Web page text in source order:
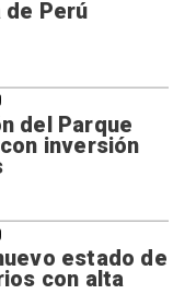
de Perú
del Parque
inversión
estado de
con alta